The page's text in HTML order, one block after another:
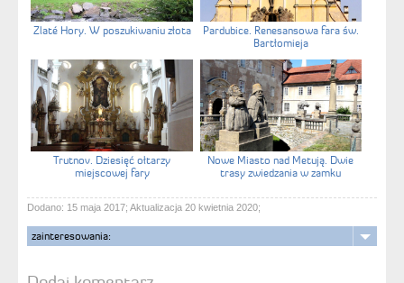
Zlaté Hory. W poszukiwaniu złota
Pardubice. Renesansowa fara św.
Bartłomieja
Trutnov. Dziesięć ołtarzy
miejscowej fary
Nowe Miasto nad Metują. Dwie
trasy zwiedzania w zamku
Dodano: 15 maja 2017; Aktualizacja 20 kwietnia 2020;
zainteresowania: